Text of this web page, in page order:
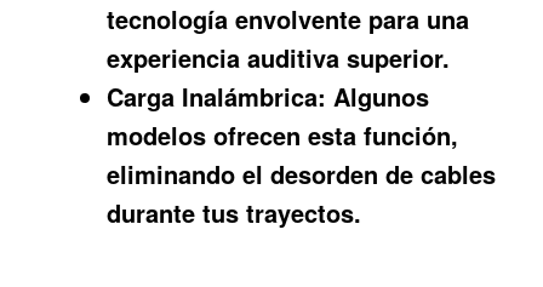
tecnología envolvente para una
experiencia auditiva superior.
Carga Inalámbrica: Algunos
modelos ofrecen esta función,
eliminando el desorden de cables
durante tus trayectos.